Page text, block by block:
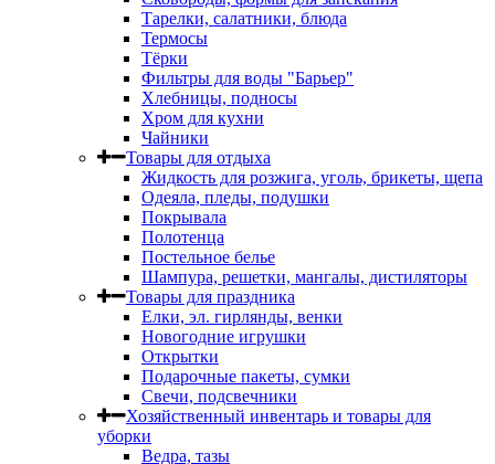
Тарелки, салатники, блюда
Термосы
Тёрки
Фильтры для воды "Барьер"
Хлебницы, подносы
Хром для кухни
Чайники
Товары для отдыха
Жидкость для розжига, уголь, брикеты, щепа
Одеяла, пледы, подушки
Покрывала
Полотенца
Постельное белье
Шампура, решетки, мангалы, дистиляторы
Товары для праздника
Елки, эл. гирлянды, венки
Новогодние игрушки
Открытки
Подарочные пакеты, сумки
Свечи, подсвечники
Хозяйственный инвентарь и товары для
уборки
Ведра, тазы